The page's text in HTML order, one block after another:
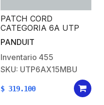
PATCH CORD
CATEGORIA 6A UTP
PANDUIT
Inventario 455
SKU: UTP6AX15MBU
$ 319.100